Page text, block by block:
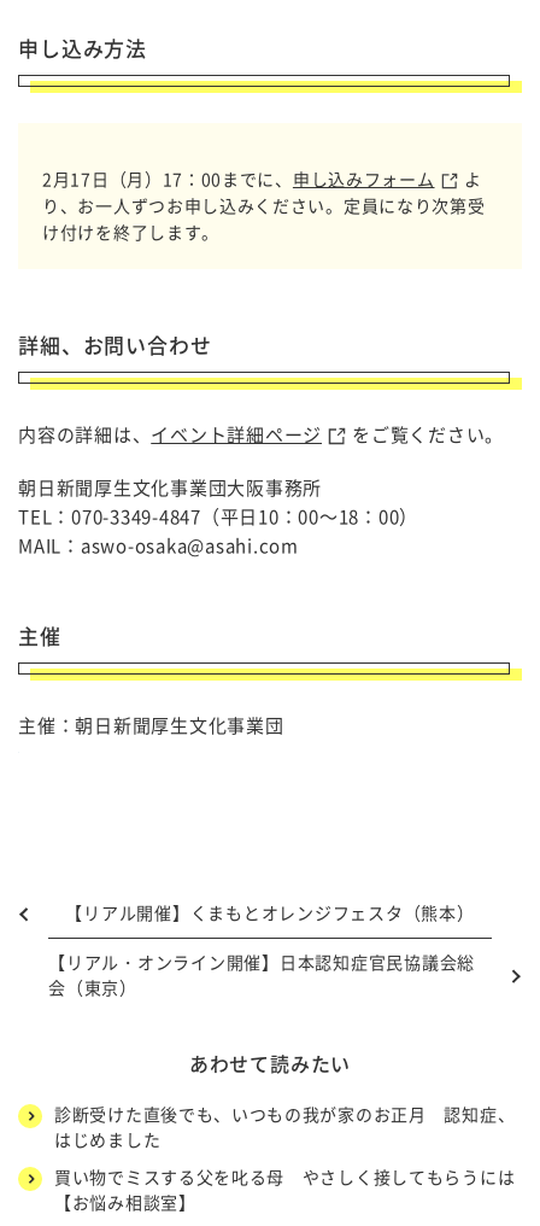
申し込み方法
2月17日（月）17：00までに、 申し込みフォーム
よ
り、お一人ずつお申し込みください。定員になり次第受
け付けを終了します。
詳細、お問い合わせ
内容の詳細は、 イベント詳細ページ
をご覧ください。
朝日新聞厚生文化事業団大阪事務所
TEL：070-3349-4847（平日10：00～18：00）
MAIL：aswo-osaka@asahi.com
主催
主催：朝日新聞厚生文化事業団
【リアル開催】くまもとオレンジフェスタ（熊本）
【リアル・オンライン開催】日本認知症官民協議会総
会（東京）
あわせて読みたい
診断受けた直後でも、いつもの我が家のお正月 認知症、
はじめました
買い物でミスする父を叱る母 やさしく接してもらうには
【お悩み相談室】